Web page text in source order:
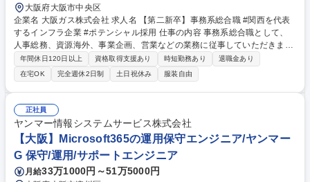
大阪府大阪市中央区
企業名 大阪ガス株式会社 求人名 【第二新卒】事務系総合職 #関西を代表
するインフラ企業 #ポテンシャル採用 仕事の内容 事務系総合職として、
人事総務、資源海外、事業企画、営業などの業務に従事していただきま
す。 【業務内容の一例】■所属事業部の勤労業務 ■海外に関係する各種業
務 ■営業部門の企画スタッフ、ルート営業 【キャリアパス】入社後の配属
ポジションで一定期間ご活躍頂いた後、本人の適性及び将来のキャリアを
鑑みてジョブローテーションを行います。 【育成】OJTでの現場育成や研
修カリキュラムを通じて、Daigasグループの業務で必要となる知識につい
て学んでいただきます。 募集職種 【第二新卒】事務系総合職 #関西を代
表するインフラ企業 #ポテンシャル採用
年間休日120日以上 資格取得支援あり 時短勤務あり
退職金あり
在宅OK
完全週休2日制 土日祝休み 服装自由
正社員
ヤンマー情報システムサービス株式会社
【大阪】Microsoft365の運用保守エンジニア/ヤンマー
G 保守/運用/サポートエンジニア
月給33万1000円～51万5000円